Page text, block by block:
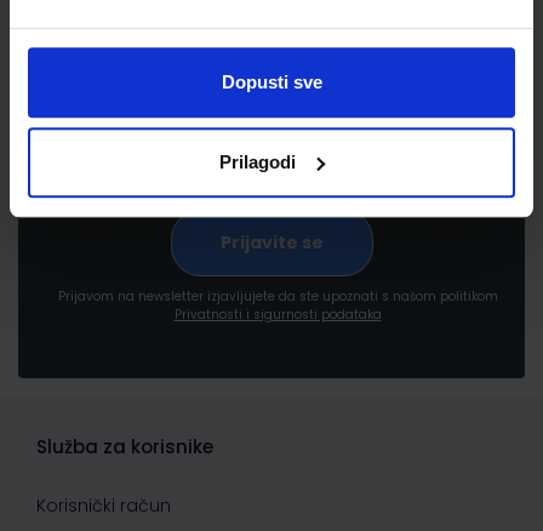
Dopusti sve
Prilagodi
Prijavite se kako bi primali informacije o novim
pogodnostima
Prijavom na newsletter izjavljujete da ste upoznati s našom politikom
Privatnosti i sigurnosti podataka
Služba za korisnike
Korisnički račun